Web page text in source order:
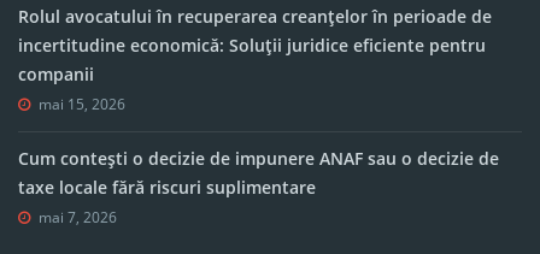
Rolul avocatului în recuperarea creanțelor în perioade de
incertitudine economică: Soluții juridice eficiente pentru
companii
mai 15, 2026
Cum contești o decizie de impunere ANAF sau o decizie de
taxe locale fără riscuri suplimentare
mai 7, 2026